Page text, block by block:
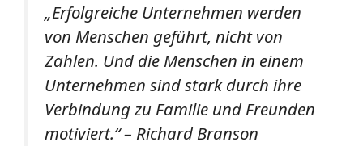
„Erfolgreiche Unternehmen werden
von Menschen geführt, nicht von
Zahlen. Und die Menschen in einem
Unternehmen sind stark durch ihre
Verbindung zu Familie und Freunden
motiviert.“ – Richard Branson